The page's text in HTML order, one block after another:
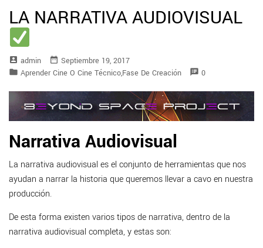
LA NARRATIVA AUDIOVISUAL
account_box Admin date_range Septiembre 19, 2017
folder Aprender Cine O Cine Técnico,Fase De Creación speaker_notes 0
Narrativa Audiovisual
La narrativa audiovisual es el conjunto de herramientas que nos
ayudan a narrar la historia que queremos llevar a cavo en nuestra
producción.
De esta forma existen varios tipos de narrativa, dentro de la
narrativa audiovisual completa, y estas son: